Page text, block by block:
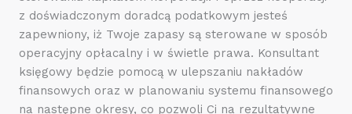
z doświadczonym doradcą podatkowym jesteś
zapewniony, iż Twoje zapasy są sterowane w sposób
operacyjny opłacalny i w świetle prawa. Konsultant
księgowy będzie pomocą w ulepszaniu nakładów
finansowych oraz w planowaniu systemu finansowego
na następne okresy, co pozwoli Ci na rezultatywne